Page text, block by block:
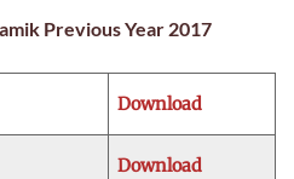
Previous Year 2017
Download
Download